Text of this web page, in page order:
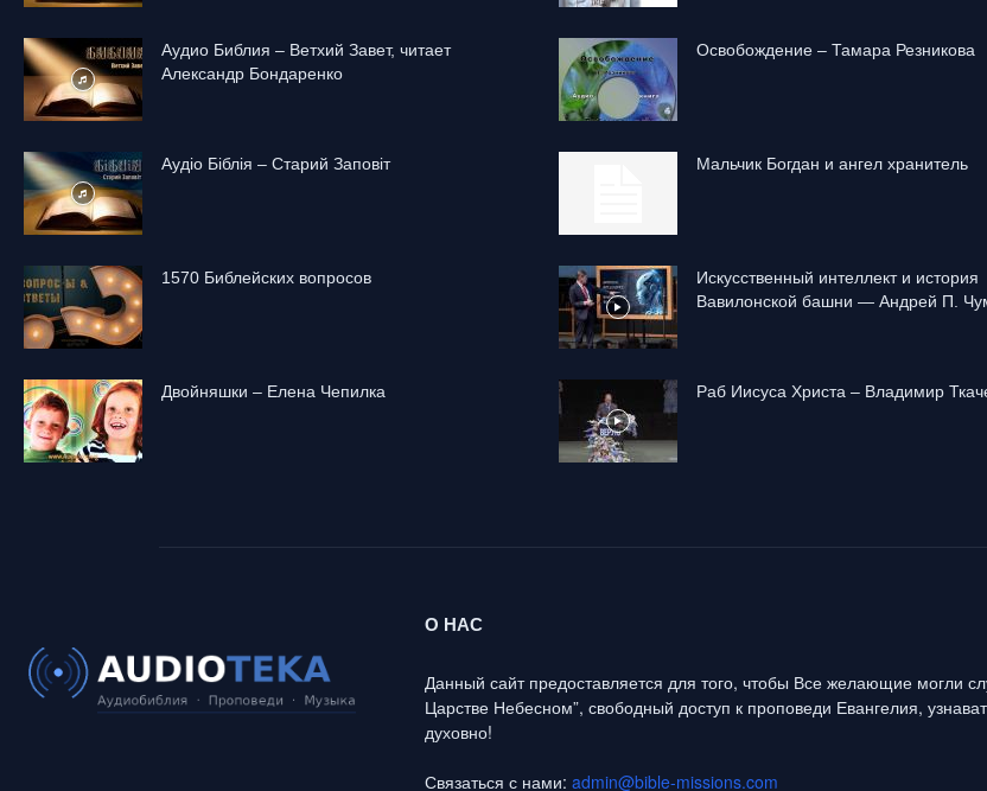
Аудио Библия – Ветхий Завет, читает
Александр Бондаренко
Аудіо Біблія – Старий Заповіт
1570 Библейских вопросов
Двойняшки – Елена Чепилка
Освобождение – Тамара Резникова
Mальчик Богдан и ангел хранитель
Искусственный интеллект и история
Вавилонской башни — Андрей П.
Раб Иисуса Христа – Владимир
О НАС
Данный сайт предоставляется для того, чтобы Все желающие могли
Царстве Небесном”, свободный доступ к проповеди Евангелия,
духовно!
Связаться с нами: admin@bible-missions.com